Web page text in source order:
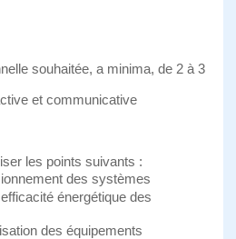
souhaitée, a minima, de 2 à 3
et communicative
les points suivants :
des systèmes
énergétique des
des équipements